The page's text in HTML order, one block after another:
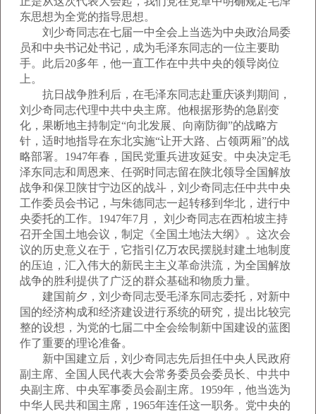
东思想为全党的指导思想。
刘少奇同志在七届一中全会上当选为中央政治局委
员和中央书记处书记，成为毛泽东同志的一位主要助
手。此后20多年，他一直工作在中共中央的领导岗位
上。
抗日战争胜利后，在毛泽东同志赴重庆谈判期间，
刘少奇同志代理中共中央主席。他根据形势的急剧变
化，果断地主持制定“向北发展、向南防御”的战略方
针，适时地指导在东北实施“让开大路、占领两厢”的战
略部署。1947年春，国民党重兵进攻延安。中央决定毛
泽东同志和周恩来、任弼时同志留在陕北领导全国解放
战争和保卫陕甘宁边区的战斗，刘少奇同志任中共中央
工作委员会书记，与朱德同志一起转移到华北，进行中
央委托的工作。1947年7月， 刘少奇同志在西柏坡主持
召开全国土地会议，制定《全国土地法大纲》。这次会
议的历史意义在于，它指引亿万农民摆脱封建土地制度
的压迫，汇入伟大的新民主主义革命洪流，为全国解放
战争的胜利提供了广泛的群众基础和物质力量。
建国前夕，刘少奇同志受毛泽东同志委托，对新中
国的经济构成和经济建设进行系统的研究，提出比较完
整的设想，为党的七届二中全会绘制新中国建设的蓝图
作了重要的理论准备。
新中国建立后，刘少奇同志先后担任中央人民政府
副主席、全国人民代表大会常务委员会委员长、中共中
央副主席、中央军事委员会副主席。1959年，他当选为
中华人民共和国主席，1965年连任这一职务。党中央的